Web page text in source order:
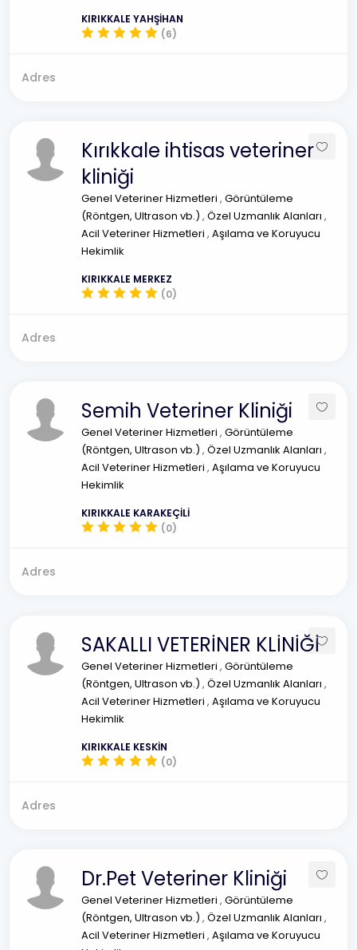
KIRIKKALE YAHŞİHAN
(6)
Adres
Kırıkkale ihtisas veteriner
kliniği
Genel Veteriner Hizmetleri , Görüntüleme
(Röntgen, Ultrason vb.) , Özel Uzmanlık Alanları ,
Acil Veteriner Hizmetleri , Aşılama ve Koruyucu
Hekimlik
KIRIKKALE MERKEZ
(0)
Adres
Semih Veteriner Kliniği
Genel Veteriner Hizmetleri , Görüntüleme
(Röntgen, Ultrason vb.) , Özel Uzmanlık Alanları ,
Acil Veteriner Hizmetleri , Aşılama ve Koruyucu
Hekimlik
KIRIKKALE KARAKEÇİLİ
(0)
Adres
SAKALLI VETERİNER KLİNİĞİ
Genel Veteriner Hizmetleri , Görüntüleme
(Röntgen, Ultrason vb.) , Özel Uzmanlık Alanları ,
Acil Veteriner Hizmetleri , Aşılama ve Koruyucu
Hekimlik
KIRIKKALE KESKİN
(0)
Adres
Dr.Pet Veteriner Kliniği
Genel Veteriner Hizmetleri , Görüntüleme
(Röntgen, Ultrason vb.) , Özel Uzmanlık Alanları ,
Acil Veteriner Hizmetleri , Aşılama ve Koruyucu